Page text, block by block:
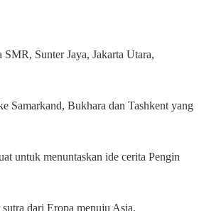
Sunter Jaya, Jakarta Utara,
Samarkand, Bukhara dan Tashkent yang
untuk menuntaskan ide cerita Pengin
dari Eropa menuju Asia.